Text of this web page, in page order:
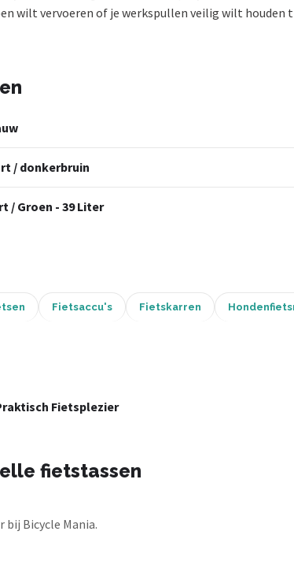
wilt vervoeren of je werkspullen veilig wilt houden
/ donkerbruin
/ Groen - 39 Liter
Fietsaccu's Fietskarren
Fietsplezier
fietstassen
Bicycle Mania.